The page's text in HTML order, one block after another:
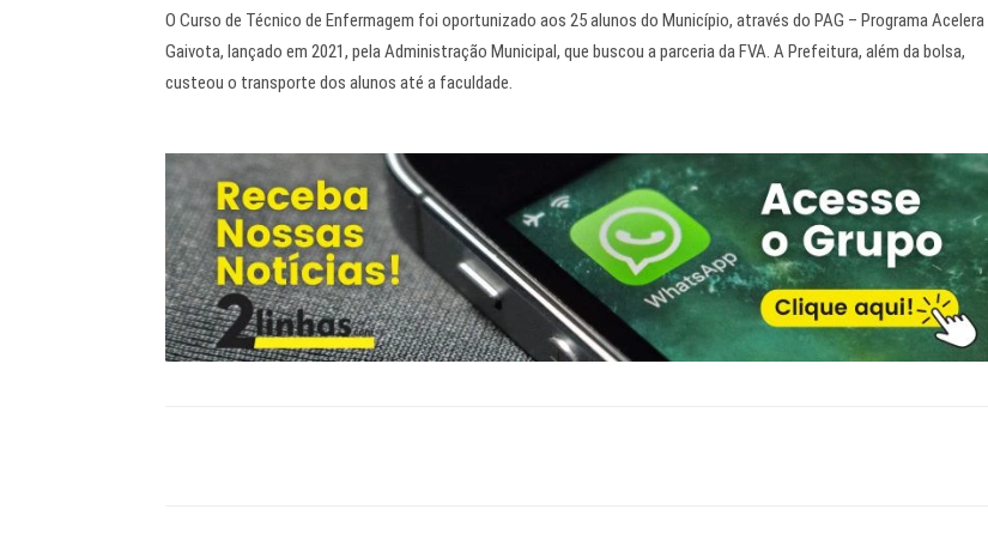
O Curso de Técnico de Enfermagem foi oportunizado aos 25 alunos do Município, através do PAG – Programa Acelera
Gaivota, lançado em 2021, pela Administração Municipal, que buscou a parceria da FVA. A Prefeitura, além da bolsa,
custeou o transporte dos alunos até a faculdade.